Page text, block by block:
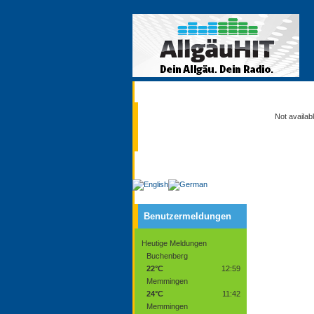
Benutzermeldungen
Heutige Meldungen
Buchenberg
22°C
12:59
Memmingen
24°C
11:42
Memmingen
Not